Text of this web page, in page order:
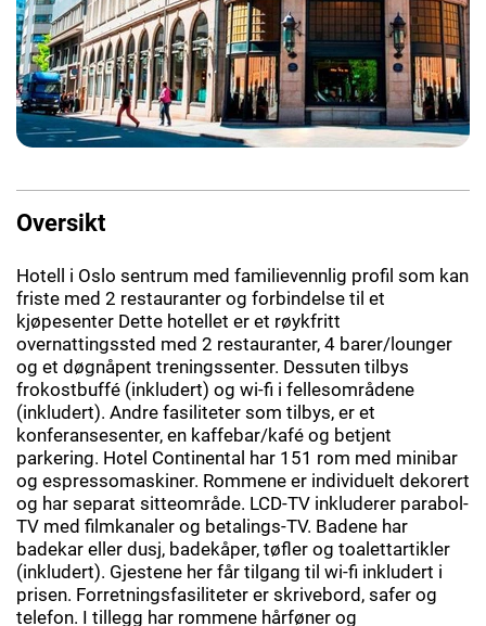
Oversikt
Hotell i Oslo sentrum med familievennlig profil som kan
friste med 2 restauranter og forbindelse til et
kjøpesenter Dette hotellet er et røykfritt
overnattingssted med 2 restauranter, 4 barer/lounger
og et døgnåpent treningssenter. Dessuten tilbys
frokostbuffé (inkludert) og wi-fi i fellesområdene
(inkludert). Andre fasiliteter som tilbys, er et
konferansesenter, en kaffebar/kafé og betjent
parkering. Hotel Continental har 151 rom med minibar
og espressomaskiner. Rommene er individuelt dekorert
og har separat sitteområde. LCD-TV inkluderer parabol-
TV med filmkanaler og betalings-TV. Badene har
badekar eller dusj, badekåper, tøfler og toalettartikler
(inkludert). Gjestene her får tilgang til wi-fi inkludert i
prisen. Forretningsfasiliteter er skrivebord, safer og
telefon. I tillegg har rommene hårføner og